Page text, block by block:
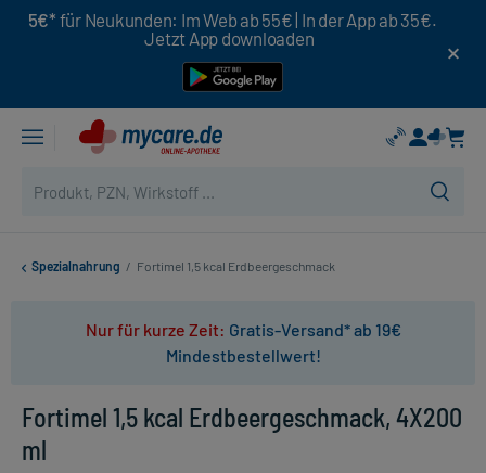
5€* für Neukunden: Im Web ab 55€ | In der App ab 35€.
Jetzt App downloaden
Spezialnahrung / Fortimel 1,5 kcal Erdbeergeschmack
Nur für kurze Zeit: Gratis-Versand* ab 19€
Mindestbestellwert!
Fortimel 1,5 kcal Erdbeergeschmack, 4X200
ml